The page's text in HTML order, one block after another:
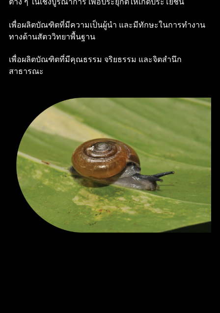
เพื่อผลิตบัณฑิตที่มีความเป็นผู้นำ และมีทักษะในการทำงาน
ทางด้านสัตววิทยาพื้นฐาน
เพื่อผลิตบัณฑิตที่มีคุณธรรม จริยธรรม และจิตสำนึก
สาธารณะ